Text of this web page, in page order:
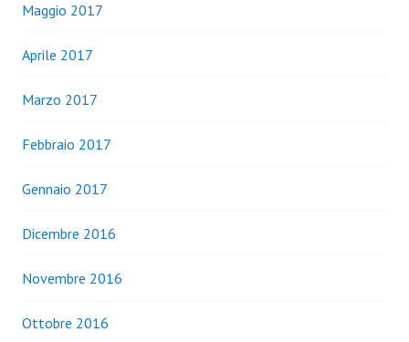
Maggio 2017
Aprile 2017
Marzo 2017
Febbraio 2017
Gennaio 2017
Dicembre 2016
Novembre 2016
Ottobre 2016